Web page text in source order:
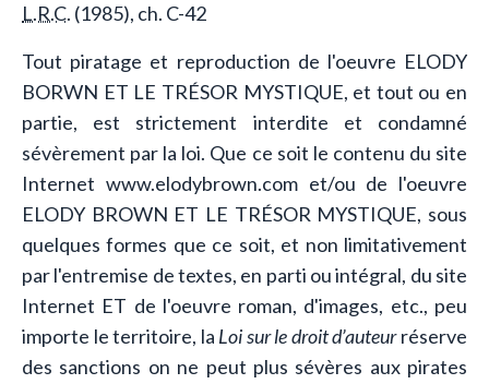
L.R.C. (1985), ch. C-42
Tout piratage et reproduction de l'oeuvre ELODY
BORWN ET LE TRÉSOR MYSTIQUE, et tout ou en
partie, est strictement interdite et condamné
sévèrement par la loi. Que ce soit le contenu du site
Internet www.elodybrown.comet/ou de l'oeuvre
ELODY BROWN ET LE TRÉSOR MYSTIQUE, sous
quelques formes que ce soit, et non limitativement
par l'entremise de textes, en parti ou intégral, du site
Internet ET de l'oeuvre roman, d'images, etc., peu
importe le territoire, la Loi sur le droit d’auteurréserve
des sanctions on ne peut plus sévères aux pirates